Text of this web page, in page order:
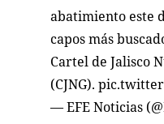
abatimiento este
capos más
Cartel de Jalisco
(CJNG).
— EFE Noticias